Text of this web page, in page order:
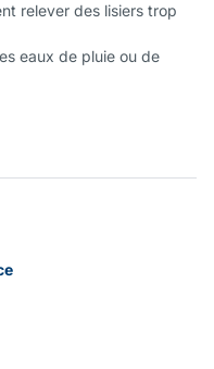
relever des lisiers trop
eaux de pluie ou de